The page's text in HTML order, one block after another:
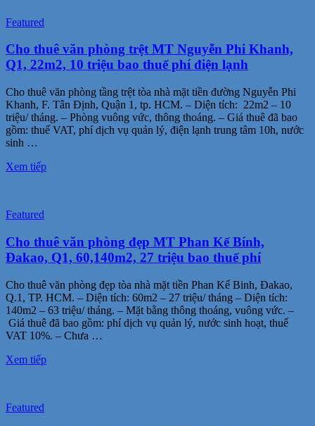
Featured
Cho thuê văn phòng trệt MT Nguyễn Phi Khanh,
Q1, 22m2, 10 triệu bao thuế phí điện lạnh
Cho thuê văn phòng tầng trệt tòa nhà mặt tiền đường Nguyễn Phi
Khanh, F. Tân Định, Quận 1, tp. HCM. – Diện tích: 22m2 – 10
triệu/ tháng. – Phòng vuông vức, thông thoáng. – Giá thuê đã bao
gồm: thuế VAT, phí dịch vụ quản lý, điện lạnh trung tâm 10h, nước
sinh …
Xem tiếp
Featured
Cho thuê văn phòng đẹp MT Phan Kế Bính,
Đakao, Q1, 60,140m2, 27 triệu bao thuế phí
Cho thuê văn phòng đẹp tòa nhà mặt tiền Phan Kế Binh, Đakao,
Q.1, TP. HCM. – Diện tích: 60m2 – 27 triệu/ tháng – Diện tích:
140m2 – 63 triệu/ tháng. – Mặt bằng thông thoáng, vuông vức. –
Giá thuê đã bao gồm: phí dịch vụ quản lý, nước sinh hoạt, thuế
VAT 10%. – Chưa …
Xem tiếp
Featured